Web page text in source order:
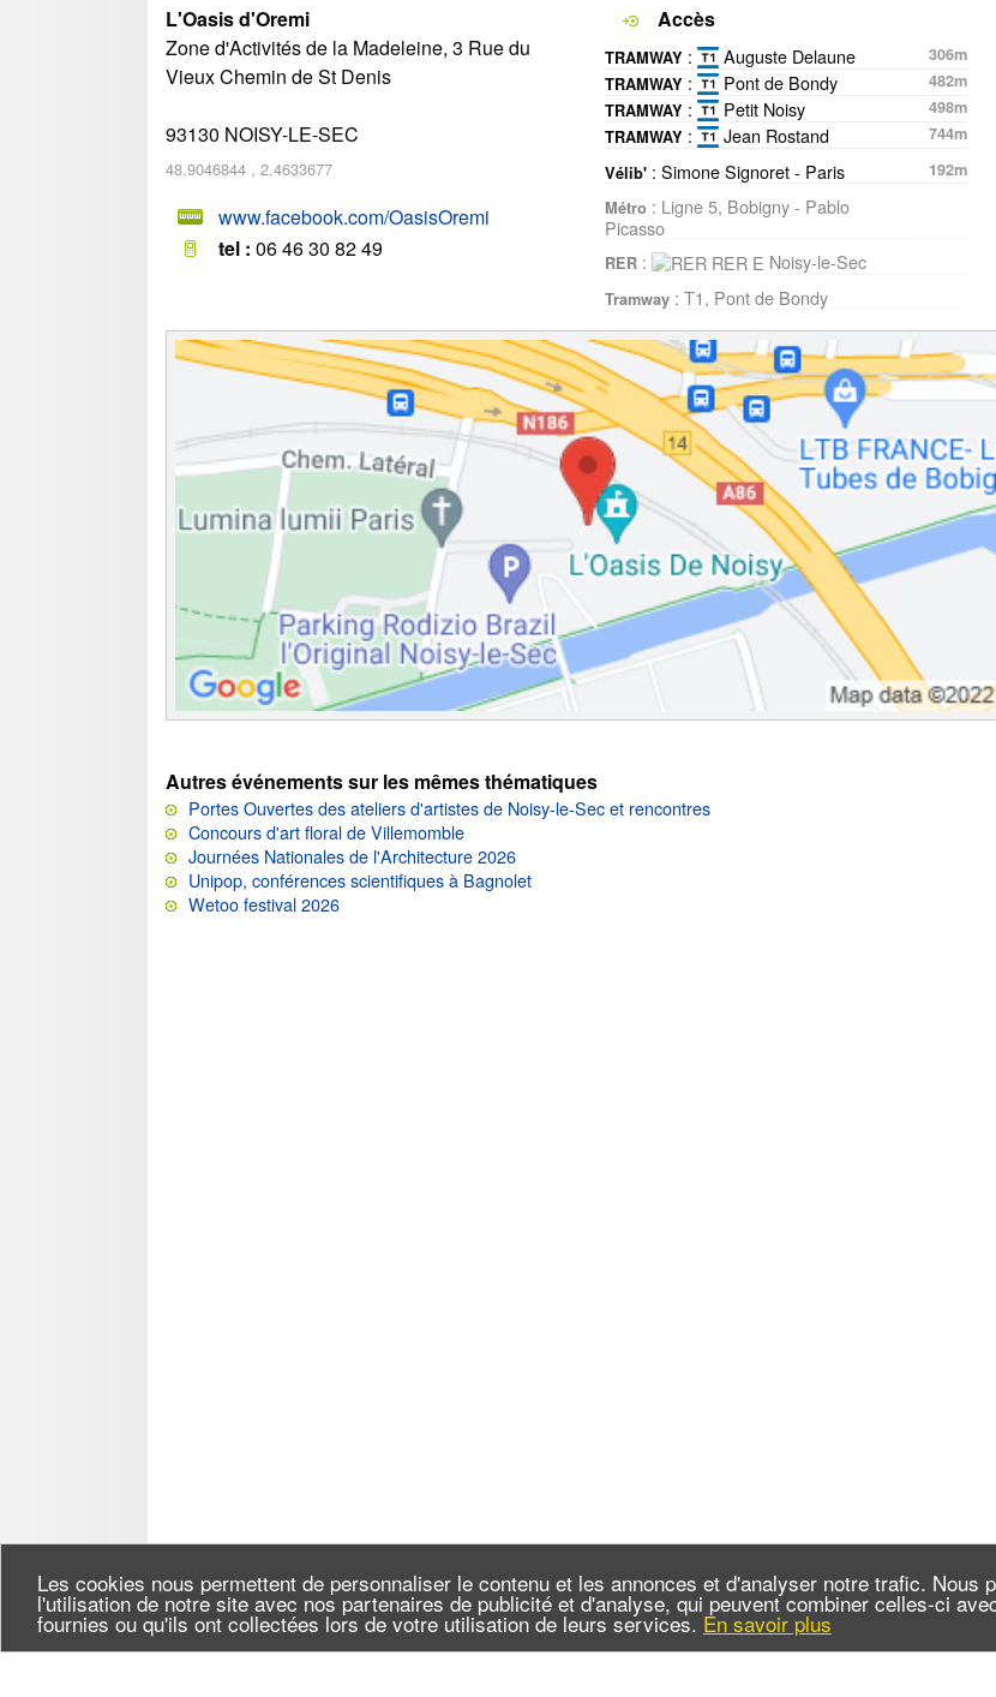
Les cookies nous permettent de personnaliser le contenu et les annonces et d'analyser notre trafic. Nous
l'utilisation de notre site avec nos partenaires de publicité et d'analyse, qui peuvent combiner celles-ci
fournies ou qu'ils ont collectées lors de votre utilisation de leurs services. En savoir plus
L'Oasis d'Oremi
Zone d'Activités de la Madeleine, 3 Rue du
Vieux Chemin de St Denis
93130 NOISY-LE-SEC
48.9046844 , 2.4633677
www.facebook.com/OasisOremi
tel : 06 46 30 82 49
Accès
TRAMWAY : Auguste Delaune
306m
TRAMWAY : Pont de Bondy
482m
TRAMWAY : Petit Noisy
498m
TRAMWAY : Jean Rostand
744m
Vélib' : Simone Signoret - Paris
192m
Métro : Ligne 5, Bobigny - Pablo
Picasso
RER : Noisy-le-Sec
Tramway : T1, Pont de Bondy
Autres événements sur les mêmes thématiques
Portes Ouvertes des ateliers d'artistes de Noisy-le-Sec et rencontres
Concours d'art floral de Villemomble
Journées Nationales de l'Architecture 2026
Unipop, conférences scientifiques à Bagnolet
Wetoo festival 2026